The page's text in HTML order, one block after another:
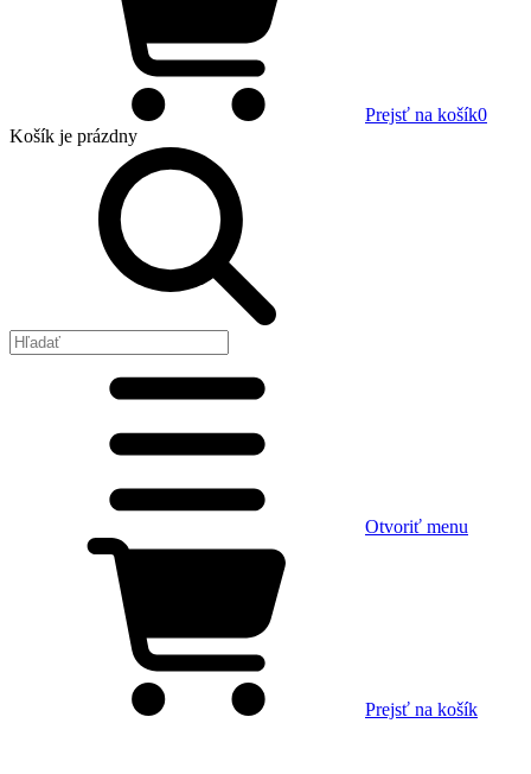
Prejsť na košík0
Košík je prázdny
Otvoriť menu
Prejsť na košík